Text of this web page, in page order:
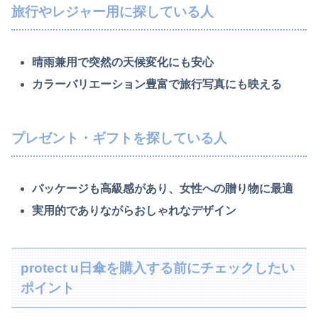
旅行やレジャー用に探している人
晴雨兼用で突然の天候変化にも安心
カラーバリエーション豊富で旅行写真にも映える
プレゼント・ギフトを探している人
パッケージも高級感があり、女性への贈り物に最適
実用的でありながらおしゃれなデザイン
protect u日傘を購入する前にチェックしたい
ポイント